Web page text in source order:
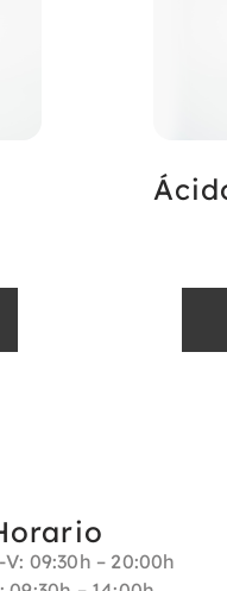
V: 09:30h – 20:00h